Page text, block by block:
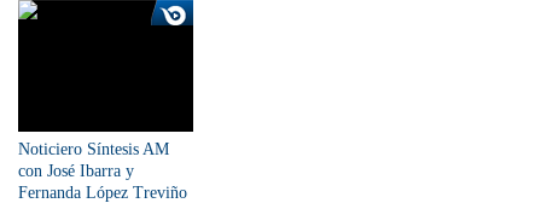
Noticiero Síntesis AM
con José Ibarra y
Fernanda López Treviño